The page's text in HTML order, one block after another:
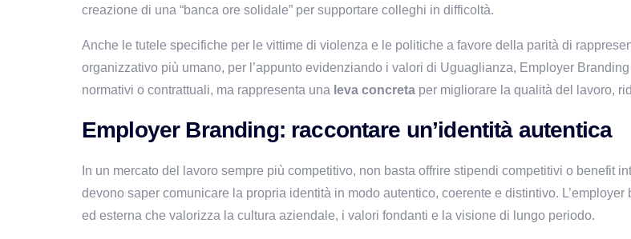
creazione di una “banca ore solidale” per supportare colleghi in difficoltà.
Anche le tutele specifiche per le vittime di violenza e le politiche a favore della parità di
organizzativo più umano, per l’appunto evidenziando i valori di Uguaglianza, Employer
normativi o contrattuali, ma rappresenta una leva concreta per migliorare la qualità del lavoro,
Employer Branding: raccontare un’identità autentica
In un mercato del lavoro sempre più competitivo, non basta offrire stipendi competitivi o benefit
devono saper comunicare la propria identità in modo autentico, coerente e distintivo.
ed esterna che valorizza la cultura aziendale, i valori fondanti e la visione di lungo periodo.